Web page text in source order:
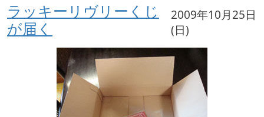
ラッキーリヴリーくじ
が届く
2009年10月25日
(日)